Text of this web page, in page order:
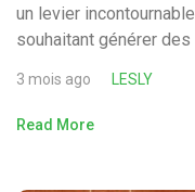
un levier
souhaitant générer
3 mois ago LESLY
Read More